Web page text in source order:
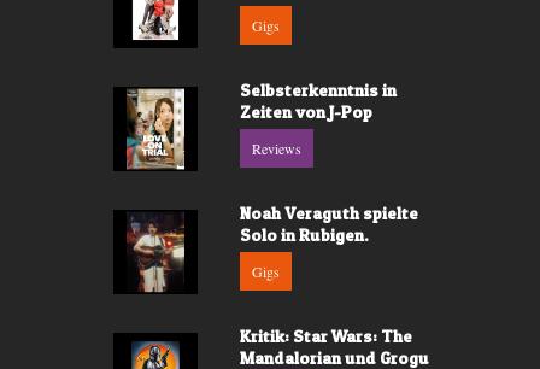
Gigs
Selbsterkenntnis in
Zeiten von J-Pop
Reviews
Noah Veraguth spielte
Solo in Rubigen.
Gigs
Kritik: Star Wars: The
Mandalorian und Grogu